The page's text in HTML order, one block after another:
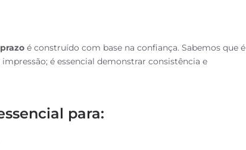
é construído com base na confiança. Sabemos que é
é essencial demonstrar consistência e
para: